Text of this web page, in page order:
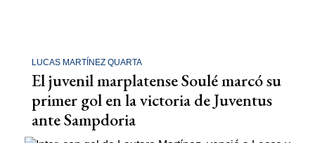
LUCAS MARTÍNEZ QUARTA
El juvenil marplatense Soulé marcó su
primer gol en la victoria de Juventus
ante Sampdoria